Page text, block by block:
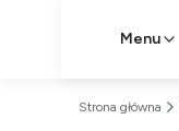
Menu
Strona główna